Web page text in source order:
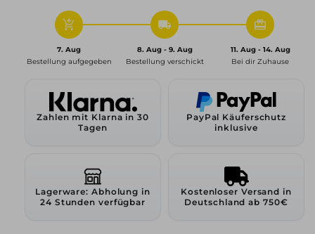
hochgl.
pol.
Felgenbett
hochgl.
Felgenbett
add_shopping_cart
7. Aug
Bestellung aufgegeben
local_shipping
8. Aug - 9. Aug
Bestellung verschickt
redeem
11. Aug - 14. Aug
Bei dir Zuhause
Zahlen mit Klarna in 30
Tagen
PayPal Käuferschutz
inklusive
Lagerware: Abholung in
24 Stunden verfügbar
Kostenloser Versand in
Deutschland ab 750€